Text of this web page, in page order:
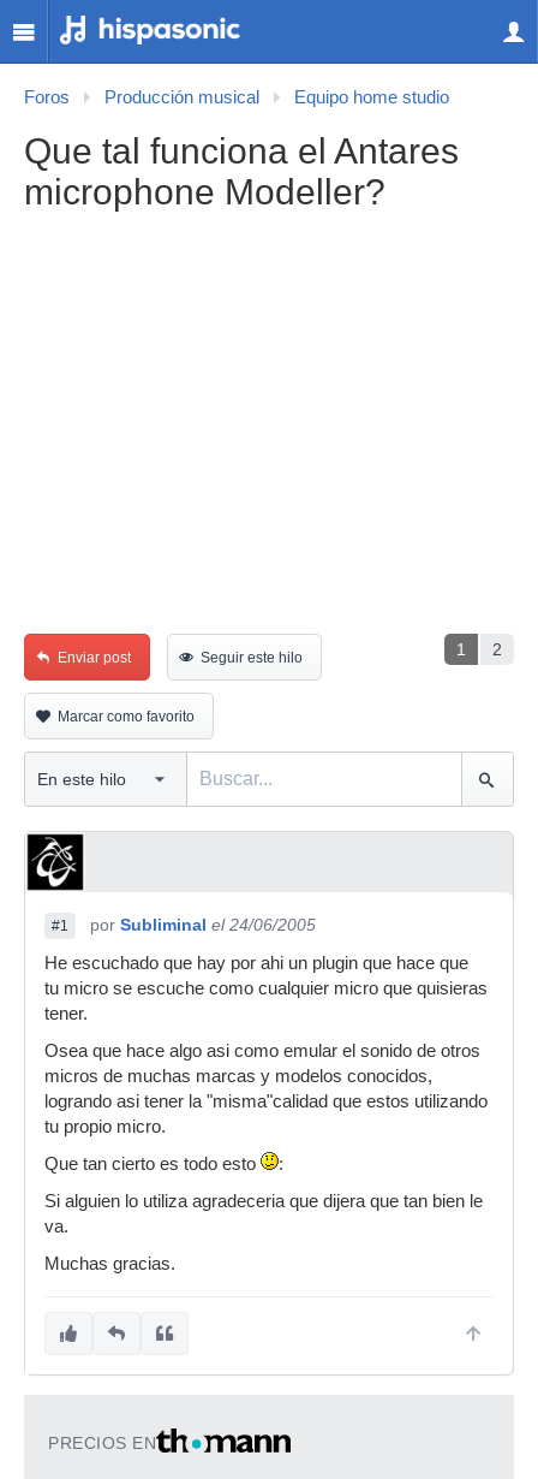
Foros Producción musical Equipo home studio
Que tal funciona el Antares
microphone Modeller?
1 2
Enviar post Seguir este hilo
Marcar como favorito
#1 por Subliminal el 24/06/2005
He escuchado que hay por ahi un plugin que hace que
tu micro se escuche como cualquier micro que quisieras
tener.
Osea que hace algo asi como emular el sonido de otros
micros de muchas marcas y modelos conocidos,
logrando asi tener la "misma"calidad que estos utilizando
tu propio micro.
Que tan cierto es todo esto
:
Si alguien lo utiliza agradeceria que dijera que tan bien le
va.
Muchas gracias.
PRECIOS EN